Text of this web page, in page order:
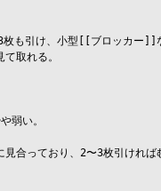
も引け、小型[[ブロッカー
取れる。
弱い。
合っており、2〜3枚引ければ